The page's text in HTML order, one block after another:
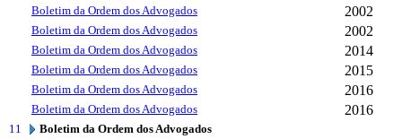
Boletim da Ordem dos Advogados 2002
Boletim da Ordem dos Advogados 2002
Boletim da Ordem dos Advogados 2014
Boletim da Ordem dos Advogados 2015
Boletim da Ordem dos Advogados 2016
Boletim da Ordem dos Advogados 2016
11
Boletim da Ordem dos Advogados